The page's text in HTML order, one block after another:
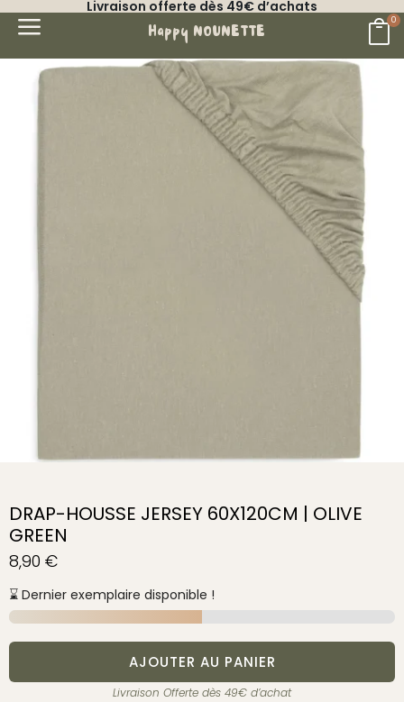
Livraison offerte dès 49€ d’achats
a Happy NOUNETTE 0
DRAP-HOUSSE JERSEY 60X120CM | OLIVE
GREEN
8,90 €
⌛ Dernier exemplaire disponible !
AJOUTER AU PANIER
Livraison Offerte dès 49€ d’achat